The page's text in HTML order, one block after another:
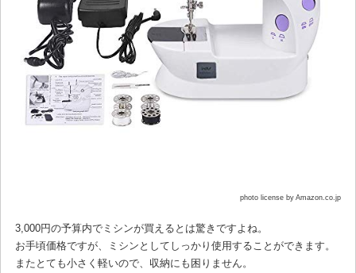
photo license by Amazon.co.jp
3,000円の予算内でミシンが買えるとは驚きですよね。
お手頃価格ですが、ミシンとしてしっかり使用することができます。
またとても小さく軽いので、収納にも困りません。